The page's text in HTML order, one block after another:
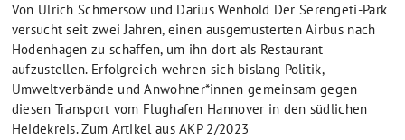
Von Ulrich Schmersow und Darius Wenhold Der Serengeti-Park
versucht seit zwei Jahren, einen ausgemusterten Airbus nach
Hodenhagen zu schaffen, um ihn dort als Restaurant
aufzustellen. Erfolgreich wehren sich bislang Politik,
Umweltverbände und Anwohner*innen gemeinsam gegen
diesen Transport vom Flughafen Hannover in den südlichen
Heidekreis. Zum Artikel aus AKP 2/2023